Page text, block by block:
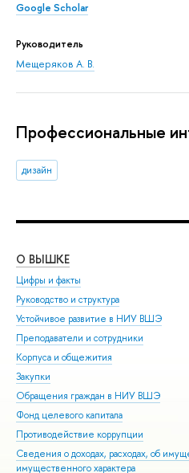
Google Scholar
Руководитель
Мещеряков А. В.
Профессиональные
дизайн
О ВЫШКЕ
Цифры и факты
Руководство и структура
Устойчивое развитие в НИУ ВШЭ
Преподаватели и сотрудники
Корпуса и общежития
Закупки
Обращения граждан в НИУ ВШЭ
Фонд целевого капитала
Противодействие коррупции
Сведения о доходах, расходах, об
имущественного характера